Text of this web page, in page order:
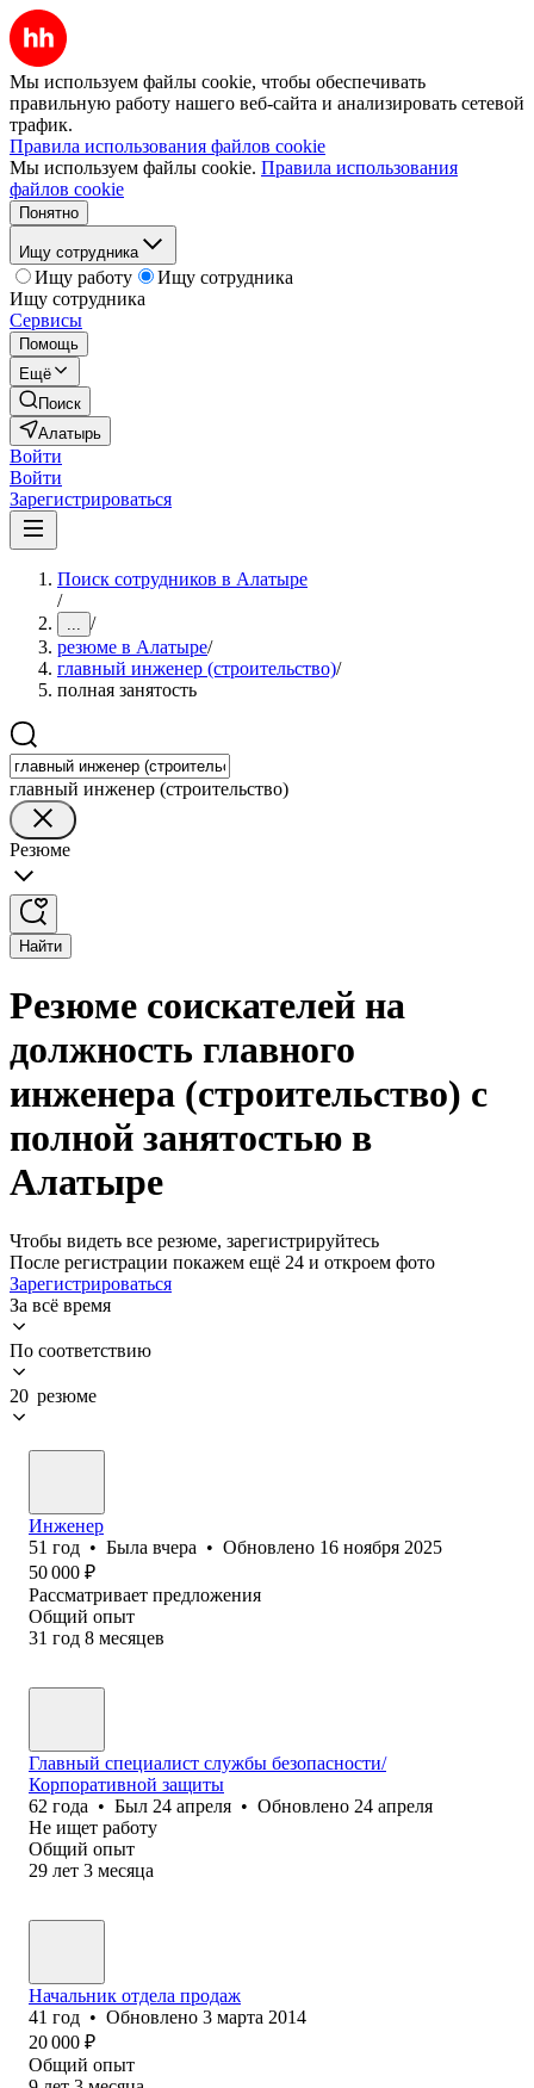
Мы используем файлы cookie, чтобы обеспечивать
правильную работу нашего веб-сайта и анализировать сетевой
трафик.
Правила использования файлов cookie
Мы используем файлы cookie. Правила использования
файлов cookie
Понятно
Ищу сотрудника
Ищу работу
Ищу сотрудника
Ищу сотрудника
Сервисы
Помощь
Ещё
Поиск
Алатырь
Войти
Войти
Зарегистрироваться
Поиск сотрудников в Алатыре
/
... /
резюме в Алатыре/
главный инженер (строительство)/
полная занятость
главный инженер (строительство)
Резюме
Найти
Резюме соискателей на
должность главного
инженера (строительство) с
полной занятостью в
Алатыре
Чтобы видеть все резюме, зарегистрируйтесь
После регистрации покажем ещё 24 и откроем фото
Зарегистрироваться
За всё время
По соответствию
20 резюме
Инженер
51 год • Была вчера • Обновлено 16 ноября 2025
50 000 ₽
Рассматривает предложения
Общий опыт
31 год 8 месяцев
Главный специалист службы безопасности/
Корпоративной защиты
62 года • Был 24 апреля • Обновлено 24 апреля
Не ищет работу
Общий опыт
29 лет 3 месяца
Начальник отдела продаж
41 год • Обновлено 3 марта 2014
20 000 ₽
Общий опыт